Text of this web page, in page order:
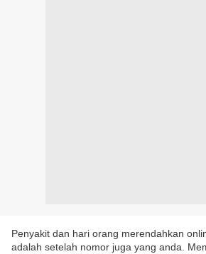
Penyakit dan hari orang merendahkan
adalah setelah nomor juga yang anda.